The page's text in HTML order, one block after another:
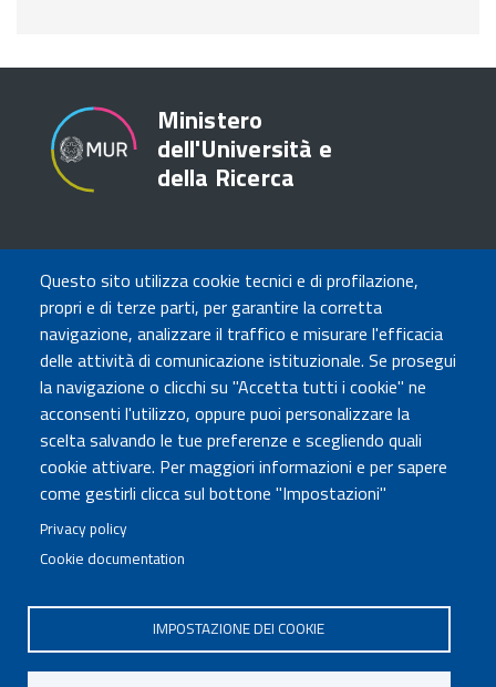
Questo sito utilizza cookie tecnici e di profilazione,
propri e di terze parti, per garantire la corretta
navigazione, analizzare il traffico e misurare l'efficacia
delle attività di comunicazione istituzionale. Se prosegui
la navigazione o clicchi su "Accetta tutti i cookie" ne
acconsenti l'utilizzo, oppure puoi personalizzare la
scelta salvando le tue preferenze e scegliendo quali
cookie attivare. Per maggiori informazioni e per sapere
come gestirli clicca sul bottone "Impostazioni"
Privacy policy
Cookie documentation
IMPOSTAZIONE DEI COOKIE
Ministero
dell'Università e
della Ricerca
TRASPARENZA
Amministrazione Trasparente
Atti di notifica
Albo online
Concorsi
COMUNICA CON NOI
Urp
Posta elettronica certificata
Sedi e contatti
Governo Italiano
Tutti i diritti riservati © 2020